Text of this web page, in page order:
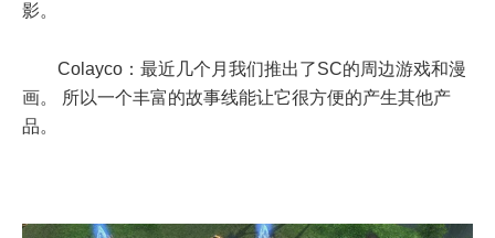
影。
Colayco：最近几个月我们推出了SC的周边游戏和漫
画。 所以一个丰富的故事线能让它很方便的产生其他产
品。